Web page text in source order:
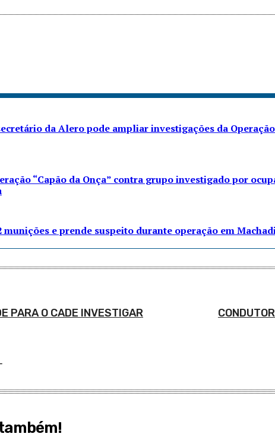
da Alero pode ampliar investigações da
“Capão da Onça” contra grupo investigado por
e prende suspeito durante operação em
PARA O CADE INVESTIGAR